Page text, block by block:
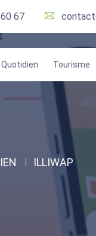
67
Tourisme
ILLIWAP